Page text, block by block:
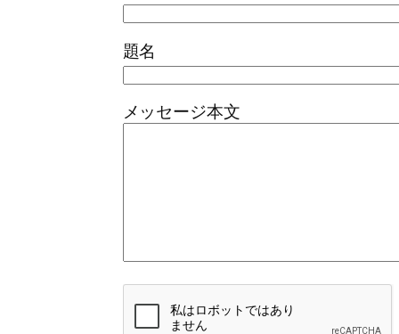
題名
メッセージ本文